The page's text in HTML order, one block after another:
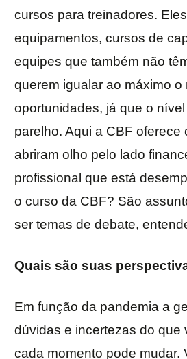
cursos para treinadores.
equipamentos, cursos de
equipes que também não
querem igualar ao máximo o
oportunidades, já que o
parelho. Aqui a CBF oferece
abriram olho pelo lado
profissional que está
o curso da CBF? São
ser temas de debate,
Quais são suas
Em função da pandemia a
dúvidas e incertezas do que
cada momento pode mudar.